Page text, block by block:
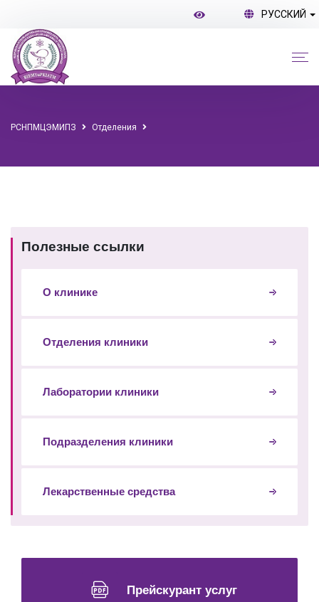
РУССКИЙ
РСНПМЦЭМИПЗ Отделения
Полезные ссылки
О клинике
Отделения клиники
Лаборатории клиники
Подразделения клиники
Лекарственные средства
Прейскурант услуг